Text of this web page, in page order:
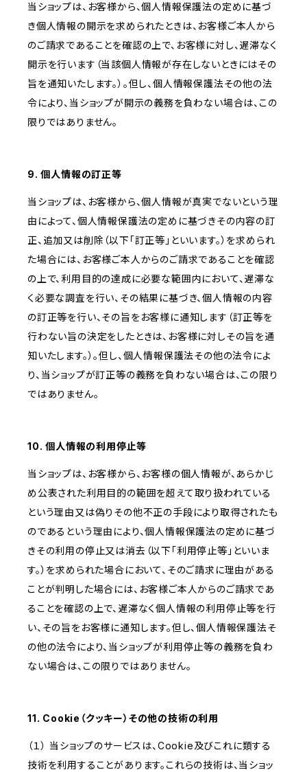
当ショップは、お客様から、個人情報保護法の定めに基づ
き個人情報の開示を求められたときは、お客様ご本人から
のご請求であることを確認の上で、お客様に対し、遅滞なく
開示を行います（当該個人情報が存在しないときにはその
旨を通知いたします。）。但し、個人情報保護法その他の法
令により、当ショップが開示の義務を負わない場合は、この
限りではありません。
9. 個人情報の訂正等
当ショップは、お客様から、個人情報が真実でないという理
由によって、個人情報保護法の定めに基づきその内容の訂
正、追加又は削除（以下「訂正等」といいます。）を求められ
た場合には、お客様ご本人からのご請求であることを確認
の上で、利用目的の達成に必要な範囲内において、遅滞な
く必要な調査を行い、その結果に基づき、個人情報の内容
の訂正等を行い、その旨をお客様に通知します（訂正等を
行わない旨の決定をしたときは、お客様に対しその旨を通
知いたします。）。但し、個人情報保護法その他の法令によ
り、当ショップが訂正等の義務を負わない場合は、この限り
ではありません。
10. 個人情報の利用停止等
当ショップは、お客様から、お客様の個人情報が、あらかじ
め公表された利用目的の範囲を超えて取り扱われている
という理由又は偽りその他不正の手段により取得されたも
のであるという理由により、個人情報保護法の定めに基づ
きその利用の停止又は消去（以下「利用停止等」といいま
す。）を求められた場合において、そのご請求に理由がある
ことが判明した場合には、お客様ご本人からのご請求であ
ることを確認の上で、遅滞なく個人情報の利用停止等を行
い、その旨をお客様に通知します。但し、個人情報保護法そ
の他の法令により、当ショップが利用停止等の義務を負わ
ない場合は、この限りではありません。
11. Cookie（クッキー）その他の技術の利用
（１） 当ショップのサービスは、Cookie及びこれに類する
技術を利用することがあります。これらの技術は、当ショッ